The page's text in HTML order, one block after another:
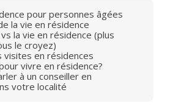
pour personnes âgées
la vie en résidence
la vie en résidence (plus
le croyez)
visites en résidences
vivre en résidence?
à un conseiller en
votre localité